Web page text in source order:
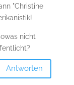
"Christine
nicht
Antworten